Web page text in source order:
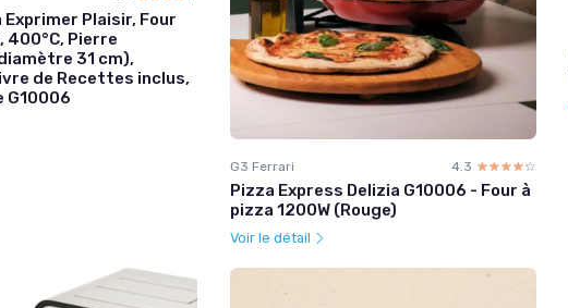
Exprimer Plaisir, Four
400°C, Pierre
31 cm),
de Recettes inclus,
G10006
G3 Ferrari 4.3 ☆☆☆☆☆
★★★★★
Pizza Express Delizia G10006 - Four à
pizza 1200W (Rouge)
Voir le détail